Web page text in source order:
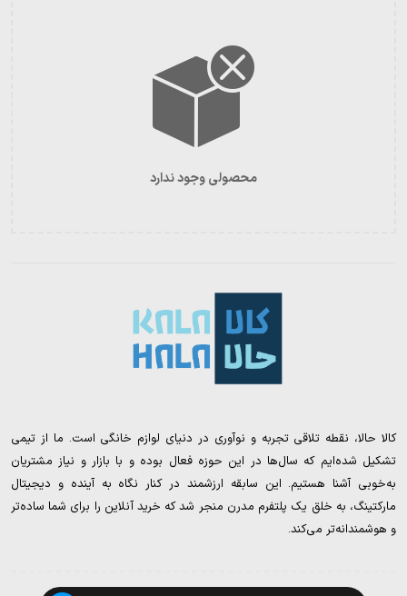
محصولی وجود ندارد
کالا حالا، نقطه تلاقی تجربه و نوآوری در دنیای لوازم خانگی است. ما از تیمی
تشکیل شده‌ایم که سال‌ها در این حوزه فعال بوده و با بازار و نیاز مشتریان
به‌خوبی آشنا هستیم. این سابقه ارزشمند در کنار نگاه به آینده و دیجیتال
مارکتینگ، به خلق یک پلتفرم مدرن منجر شد که خرید آنلاین را برای شما ساده‌تر
و هوشمندانه‌تر می‌کند.